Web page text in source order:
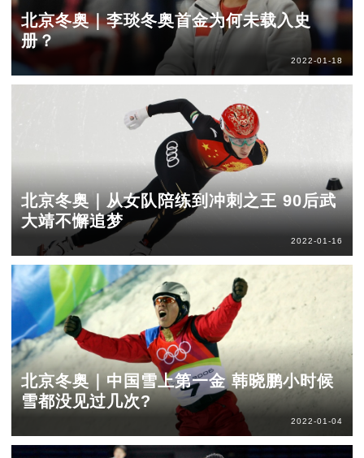
北京冬奥｜李琰冬奥首金为何未载入史
册？
2022-01-18
北京冬奥｜从女队陪练到冲刺之王 90后武
大靖不懈追梦
2022-01-16
北京冬奥｜中国雪上第一金 韩晓鹏小时候
雪都没见过几次?
2022-01-04